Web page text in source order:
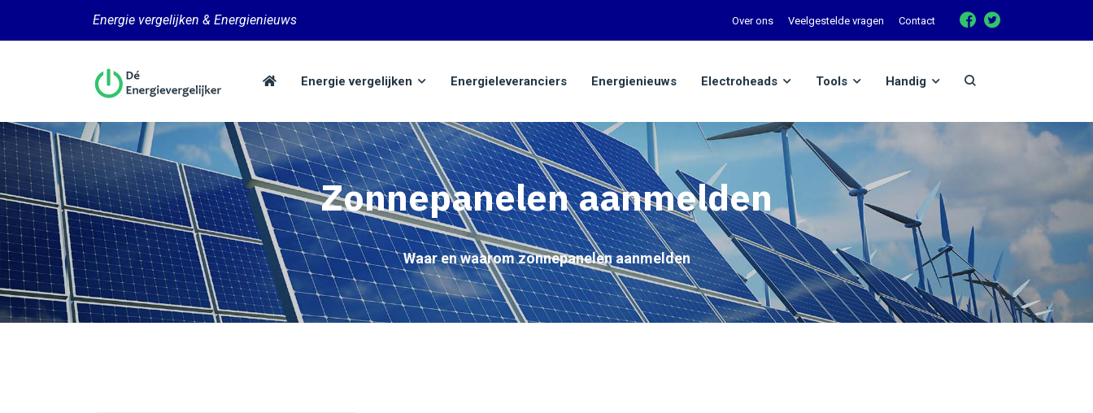
Energie vergelijken & Energienieuws Over ons Veelgestelde vragen Contact
Energie vergelijken Energieleveranciers Energienieuws Electroheads Tools Handig
Zonnepanelen aanmelden
Waar en waarom zonnepanelen aanmelden